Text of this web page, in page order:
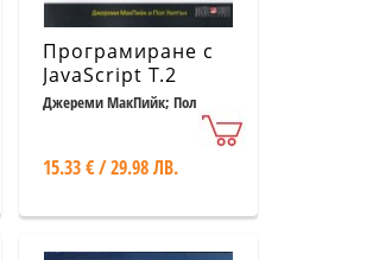
Програмиране с
JavaScript Т.2
Джереми МакПийк; Пол
15.33 € / 29.98 ЛВ.